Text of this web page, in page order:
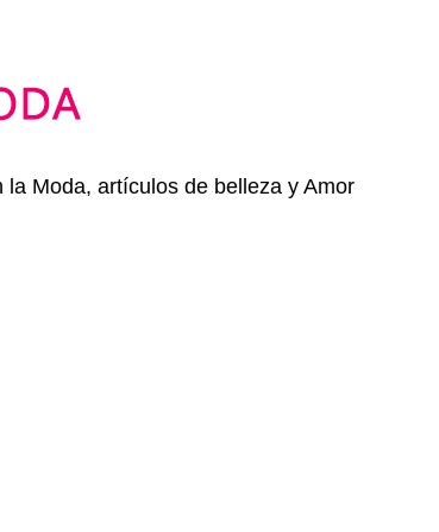
Moda, artículos de belleza y Amor